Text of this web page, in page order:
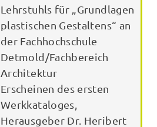
Lehrstuhls für „Grundlagen
plastischen Gestaltens“ an
der Fachhochschule
Detmold/Fachbereich
Architektur
Erscheinen des ersten
Werkkataloges,
Herausgeber Dr. Heribert